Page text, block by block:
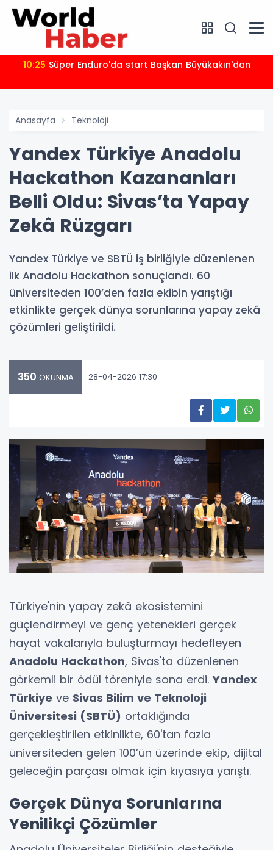
10:25 Süper Enduro'da start Başkan Büyükakın'dan
Anasayfa Teknoloji
Yandex Türkiye Anadolu
Hackathon Kazananları
Belli Oldu: Sivas’ta Yapay
Zekâ Rüzgarı
Yandex Türkiye ve SBTÜ iş birliğiyle düzenlenen
ilk Anadolu Hackathon sonuçlandı. 60
üniversiteden 100’den fazla ekibin yarıştığı
etkinlikte gerçek dünya sorunlarına yapay zekâ
çözümleri geliştirildi.
350 OKUNMA 28-04-2026 17:30
Türkiye'nin yapay zekâ ekosistemini
güçlendirmeyi ve genç yetenekleri gerçek
hayat vakalarıyla buluşturmayı hedefleyen
Anadolu Hackathon, Sivas'ta düzenlenen
görkemli bir ödül töreniyle sona erdi. Yandex
Türkiye ve Sivas Bilim ve Teknoloji
Üniversitesi (SBTÜ) ortaklığında
gerçekleştirilen etkinlikte, 60'tan fazla
üniversiteden gelen 100’ün üzerinde ekip, dijital
geleceğin parçası olmak için kıyasıya yarıştı.
Gerçek Dünya Sorunlarına
Yenilikçi Çözümler